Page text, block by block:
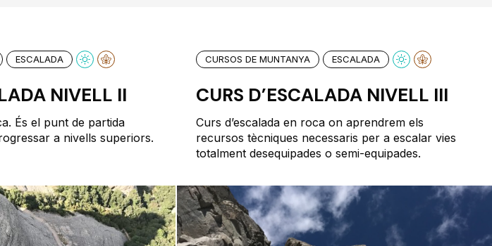
ESCALADA
NIVELL II
És el punt de partida
a nivells superiors.
CURSOS DE MUNTANYA ESCALADA
CURS D’ESCALADA NIVELL III
Curs d’escalada en roca on aprendrem els
recursos tècniques necessaris per a escalar vies
totalment desequipades o semi-equipades.